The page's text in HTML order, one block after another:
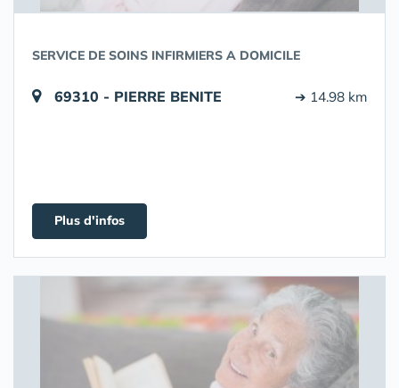
SERVICE DE SOINS INFIRMIERS A DOMICILE
69310 - PIERRE BENITE ➔ 14.98 km
Plus d'infos